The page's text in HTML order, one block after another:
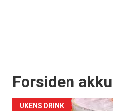
Forsiden
UKENS DRINK